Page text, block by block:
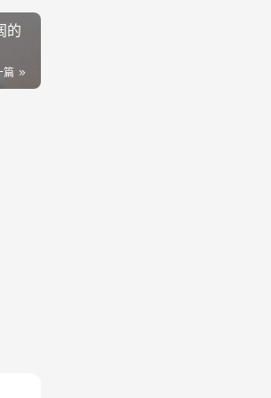
的
篇